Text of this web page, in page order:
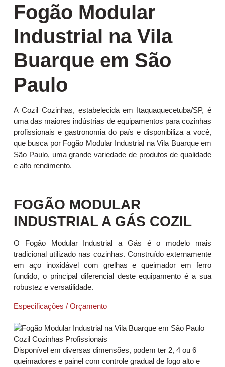
Fogão Modular
Industrial na Vila
Buarque em São
Paulo
A Cozil Cozinhas, estabelecida em Itaquaquecetuba/SP, é
uma das maiores indústrias de equipamentos para cozinhas
profissionais e gastronomia do país e disponibiliza a você,
que busca por Fogão Modular Industrial na Vila Buarque em
São Paulo, uma grande variedade de produtos de qualidade
e alto rendimento.
FOGÃO MODULAR
INDUSTRIAL A GÁS COZIL
O Fogão Modular Industrial a Gás é o modelo mais
tradicional utilizado nas cozinhas. Construído externamente
em aço inoxidável com grelhas e queimador em ferro
fundido, o principal diferencial deste equipamento é a sua
robustez e versatilidade.
Especificações / Orçamento
Disponível em diversas dimensões, podem ter 2, 4 ou 6
queimadores e painel com controle gradual de fogo alto e